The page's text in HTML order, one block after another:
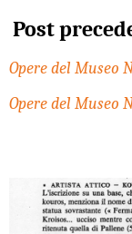
Post
Opere del Museo
Opere del Museo